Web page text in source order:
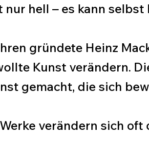
hell – es kann selbst
gründete Heinz
Kunst verändern.
gemacht, die sich
verändern sich